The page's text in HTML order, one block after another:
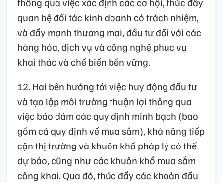
quan hệ đối tác kinh doanh có trách nhiệm,
và đẩy mạnh thương mại, đầu tư đối với các
hàng hóa, dịch vụ và công nghệ phục vụ
khai thác và chế biến bền vững.
12. Hai bên hướng tới việc huy động đầu tư
và tạo lập môi trường thuận lợi thông qua
việc bảo đảm các quy định minh bạch (bao
gồm cả quy định về mua sắm), khả năng tiếp
cận thị trường và khuôn khổ pháp lý có thể
dự báo, cũng như các khuôn khổ mua sắm
công khai. Qua đó, thúc đẩy các khoản đầu